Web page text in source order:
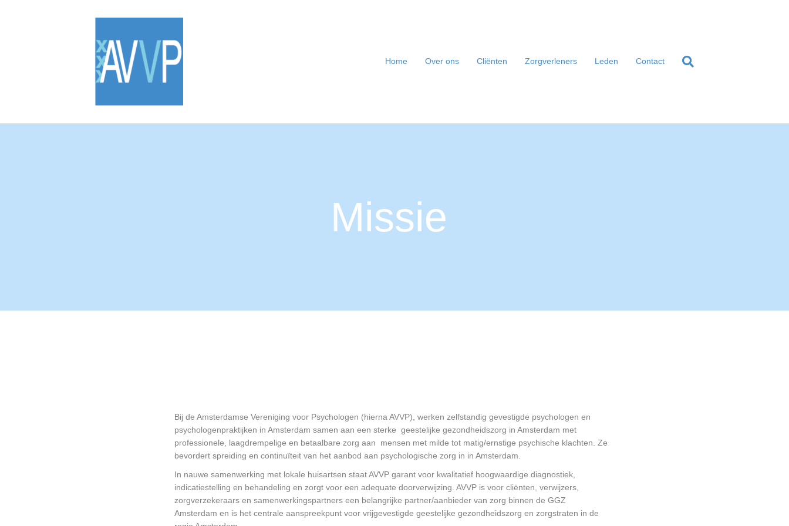
Home Over ons Cliënten Zorgverleners Leden Contact
Missie
Bij de Amsterdamse Vereniging voor Psychologen (hierna AVVP), werken zelfstandig gevestigde psychologen en
psychologenpraktijken in Amsterdam samen aan een sterke geestelijke gezondheidszorg in Amsterdam met
professionele, laagdrempelige en betaalbare zorg aan mensen met milde tot matig/ernstige psychische klachten. Ze
bevordert spreiding en continuïteit van het aanbod aan psychologische zorg in in Amsterdam.
In nauwe samenwerking met lokale huisartsen staat AVVP garant voor kwalitatief hoogwaardige diagnostiek,
indicatiestelling en behandeling en zorgt voor een adequate doorverwijzing. AVVP is voor cliënten, verwijzers,
zorgverzekeraars en samenwerkingspartners een belangrijke partner/aanbieder van zorg binnen de GGZ
Amsterdam en is het centrale aanspreekpunt voor vrijgevestigde geestelijke gezondheidszorg en zorgstraten in de